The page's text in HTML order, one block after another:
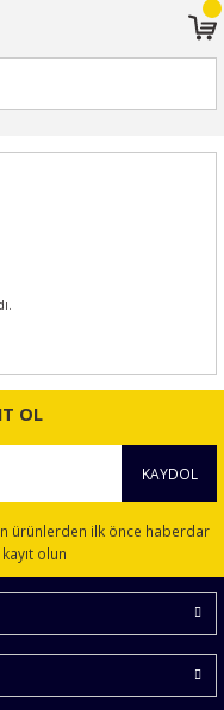
OL
KAYDOL
ürünlerden ilk önce haberdar
olun